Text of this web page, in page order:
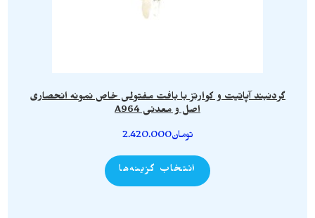
گردنبند آپاتیت و کوارتز با بافت مفتولی خاص نمونه انحصاری
اصل و معدنی A964
تومان2.420.000
انتخاب گزینه‌ها